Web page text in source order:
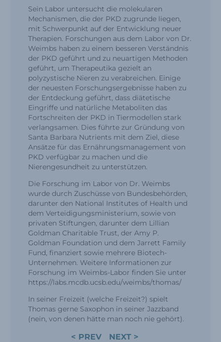
Sein Labor untersucht die molekularen
Mechanismen, die der PKD zugrunde liegen,
mit Schwerpunkt auf der Entwicklung neuer
Therapien. Forschungen aus dem Labor von Dr.
Weimbs haben zu einem besseren Verständnis
der PKD geführt und zu neuartigen Methoden
geführt, um Therapeutika gezielt an
polyzystische Nieren zu verabreichen. Einige
der neuesten Forschungsergebnisse haben zu
der Entdeckung geführt, dass diätetische
Eingriffe und natürliche Metaboliten das
Fortschreiten der PKD in Tiermodellen stark
verlangsamen. Dies führte zur Gründung von
Santa Barbara Nutrients mit dem Ziel, diese
Ansätze für das Ernährungsmanagement von
PKD verfügbar zu machen und die
Nierengesundheit zu unterstützen.
Die Forschung im Labor von Dr. Weimbs
wurde durch Zuschüsse von Bundesbehörden,
darunter den National Institutes of Health und
dem Verteidigungsministerium, sowie von
privaten Stiftungen, darunter dem Lillian
Goldman Charitable Trust, der Amy P.
Goldman Foundation und dem Jarrett Family
Fund, finanziert sowie mehrere Biotech-
Unternehmen. Weitere Informationen zur
Forschung im Weimbs-Labor finden Sie unter
https://labs.mcdb.ucsb.edu/weimbs/thomas/
In seiner Freizeit (welche Freizeit?) spielt
Thomas gerne Saxophon in seiner Jazzband
(nein, von denen hätte man noch nie gehört).
< PREV NEXT >